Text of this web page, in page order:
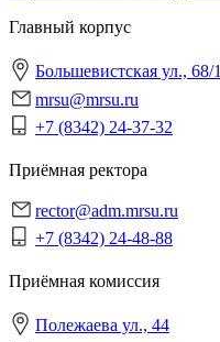
Главный корпус
Большевистская ул., 68/1
mrsu@mrsu.ru
+7 (8342) 24-37-32
Приёмная ректора
rector@adm.mrsu.ru
+7 (8342) 24-48-88
Приёмная комиссия
Полежаева ул., 44